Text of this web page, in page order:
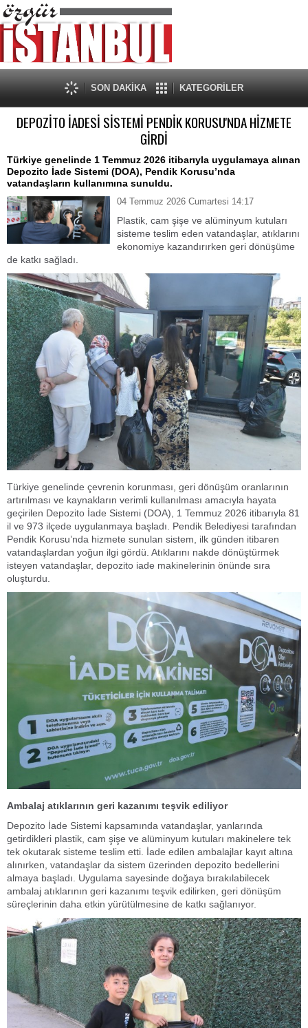
SON DAKİKA KATEGORİLER
DEPOZİTO İADESİ SİSTEMİ PENDİK KORUSU'NDA HİZMETE
GİRDİ
Türkiye genelinde 1 Temmuz 2026 itibarıyla uygulamaya alınan
Depozito İade Sistemi (DOA), Pendik Korusu’nda
vatandaşların kullanımına sunuldu.
04 Temmuz 2026 Cumartesi 14:17
Plastik, cam şişe ve alüminyum kutuları
sisteme teslim eden vatandaşlar, atıklarını
ekonomiye kazandırırken geri dönüşüme
de katkı sağladı.
Türkiye genelinde çevrenin korunması, geri dönüşüm oranlarının
artırılması ve kaynakların verimli kullanılması amacıyla hayata
geçirilen Depozito İade Sistemi (DOA), 1 Temmuz 2026 itibarıyla 81
il ve 973 ilçede uygulanmaya başladı. Pendik Belediyesi tarafından
Pendik Korusu’nda hizmete sunulan sistem, ilk günden itibaren
vatandaşlardan yoğun ilgi gördü. Atıklarını nakde dönüştürmek
isteyen vatandaşlar, depozito iade makinelerinin önünde sıra
oluşturdu.
Ambalaj atıklarının geri kazanımı teşvik ediliyor
Depozito İade Sistemi kapsamında vatandaşlar, yanlarında
getirdikleri plastik, cam şişe ve alüminyum kutuları makinelere tek
tek okutarak sisteme teslim etti. İade edilen ambalajlar kayıt altına
alınırken, vatandaşlar da sistem üzerinden depozito bedellerini
almaya başladı. Uygulama sayesinde doğaya bırakılabilecek
ambalaj atıklarının geri kazanımı teşvik edilirken, geri dönüşüm
süreçlerinin daha etkin yürütülmesine de katkı sağlanıyor.